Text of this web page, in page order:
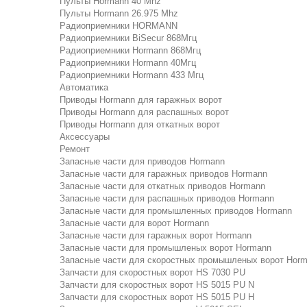
Пульты Hormann 26.975 Mhz
Радиоприемники HORMANN
Радиоприемники BiSecur 868Мгц
Радиоприемники Hormann 868Мгц
Радиоприемники Hormann 40Мгц
Радиоприемники Hormann 433 Мгц
Автоматика
Приводы Hormann для гаражных ворот
Приводы Hormann для распашных ворот
Приводы Hormann для откатных ворот
Аксессуары
Ремонт
Запасные части для приводов Hormann
Запасные части для гаражных приводов Hormann
Запасные части для откатных приводов Hormann
Запасные части для распашных приводов Hormann
Запасные части для промышленных приводов Hormann
Запасные части для ворот Hormann
Запасные части для гаражных ворот Hormann
Запасные части для промышленых ворот Hormann
Запасные части для скоростных промышленых ворот
Запчасти для скоростных ворот HS 7030 PU
Запчасти для скоростных ворот HS 5015 PU N
Запчасти для скоростных ворот HS 5015 PU H